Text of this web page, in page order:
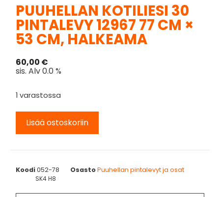
PUUHELLAN KOTILIESI 30
PINTALEVY 12967 77 CM ×
53 CM, HALKEAMA
60,00 €
sis. Alv 0.0 %
1 varastossa
Lisää ostoskoriin
Koodi052-78 OsastoPuuhellan pintalevyt ja osat
SK4 H8